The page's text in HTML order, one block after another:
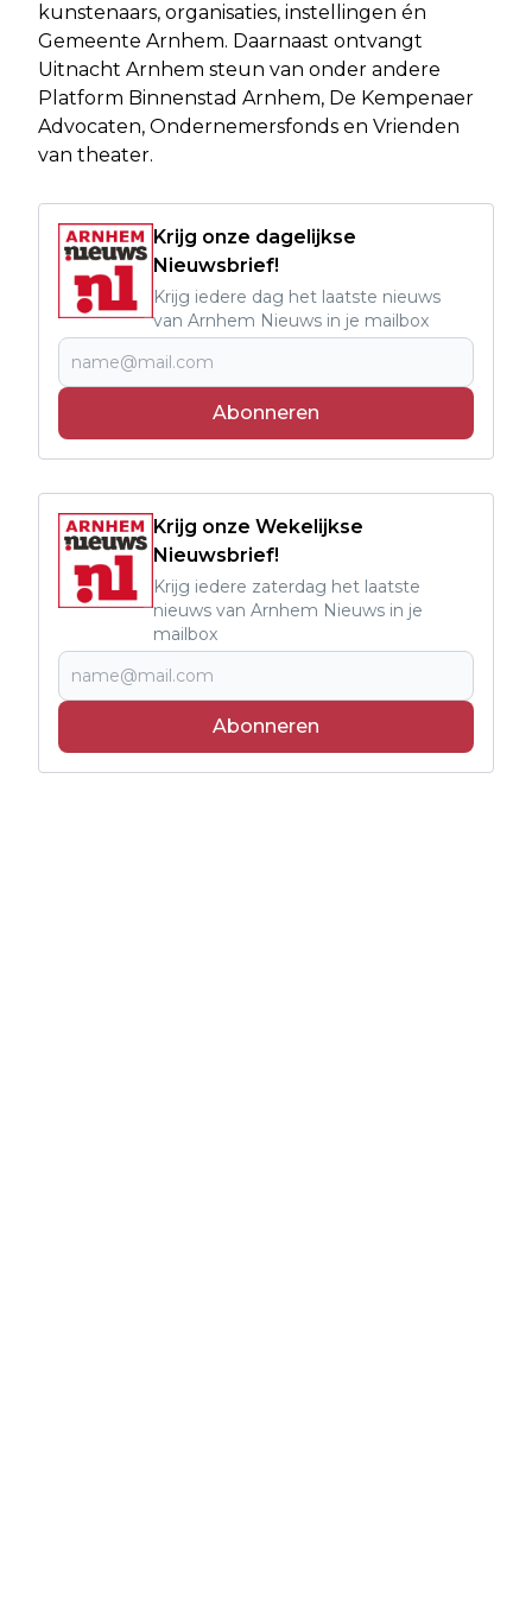
kunstenaars, organisaties, instellingen én
Gemeente Arnhem. Daarnaast ontvangt
Uitnacht Arnhem steun van onder andere
Platform Binnenstad Arnhem, De Kempenaer
Advocaten, Ondernemersfonds en Vrienden
van theater.
Krijg onze dagelijkse
Nieuwsbrief!
Krijg iedere dag het laatste nieuws
van Arnhem Nieuws in je mailbox
Abonneren
Krijg onze Wekelijkse
Nieuwsbrief!
Krijg iedere zaterdag het laatste
nieuws van Arnhem Nieuws in je
mailbox
Abonneren